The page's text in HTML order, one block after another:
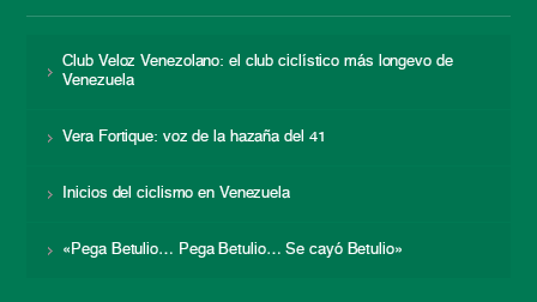
Club Veloz Venezolano: el club ciclístico más longevo de
Venezuela
Vera Fortique: voz de la hazaña del 41
Inicios del ciclismo en Venezuela
«Pega Betulio… Pega Betulio… Se cayó Betulio»